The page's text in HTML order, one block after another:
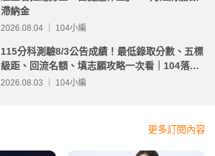
滯納金
2026.08.04 ｜ 104小編
115分科測驗8/3公告成績！最低錄取分數、五標
級距、回流名額、填志願攻略一次看｜104落點
分析
2026.08.03 ｜ 104小編
更多訂閱內容